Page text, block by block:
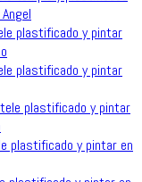
plastificado y pintar
plastificado y pintar
plastificado y pintar
plastificado y pintar en